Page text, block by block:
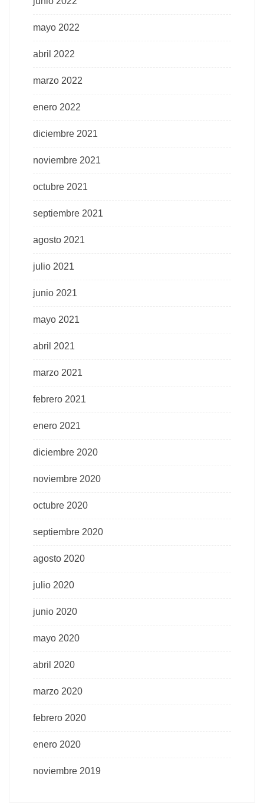
mayo 2022
abril 2022
marzo 2022
enero 2022
diciembre 2021
noviembre 2021
octubre 2021
septiembre 2021
agosto 2021
julio 2021
junio 2021
mayo 2021
abril 2021
marzo 2021
febrero 2021
enero 2021
diciembre 2020
noviembre 2020
octubre 2020
septiembre 2020
agosto 2020
julio 2020
junio 2020
mayo 2020
abril 2020
marzo 2020
febrero 2020
enero 2020
noviembre 2019